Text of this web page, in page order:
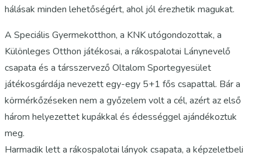
hálásak minden lehetőségért, ahol jól érezhetik magukat.
A Speciális Gyermekotthon, a KNK utógondozottak, a
Különleges Otthon játékosai, a rákospalotai Lánynevelő
csapata és a társszervező Oltalom Sportegyesület
játékosgárdája nevezett egy-egy 5+1 fős csapattal. Bár a
körmérkőzéseken nem a győzelem volt a cél, azért az első
három helyezettet kupákkal és édességgel ajándékoztuk
meg.
Harmadik lett a rákospalotai lányok csapata, a képzeletbeli